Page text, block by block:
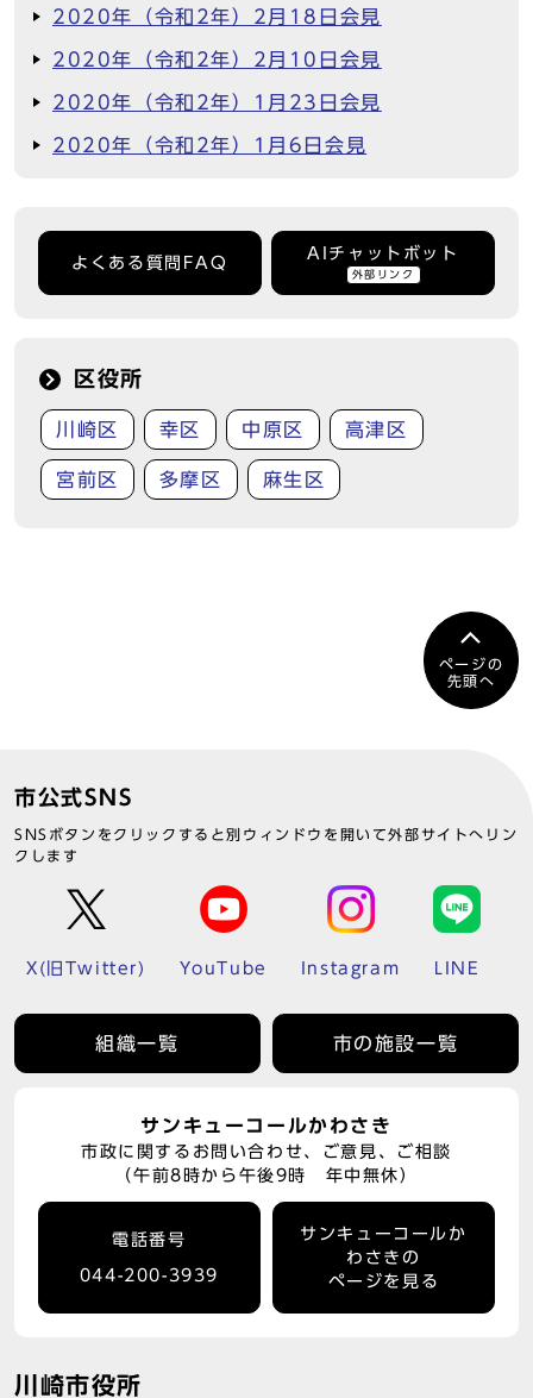
2020年（令和2年）2月18日会見
2020年（令和2年）2月10日会見
2020年（令和2年）1月23日会見
2020年（令和2年）1月6日会見
よくある質問FAQ
AIチャットボット
外部リンク
区役所
川崎区 幸区 中原区 高津区
宮前区 多摩区 麻生区
ページの
先頭へ
市公式SNS
SNSボタンをクリックすると別ウィンドウを開いて外部サイトへリン
クします
X(旧Twitter) YouTube Instagram LINE
組織一覧 市の施設一覧
サンキューコールかわさき
市政に関するお問い合わせ、ご意見、ご相談
（午前8時から午後9時 年中無休）
電話番号
044-200-3939
サンキューコールか
わさきの
ページを見る
川崎市役所